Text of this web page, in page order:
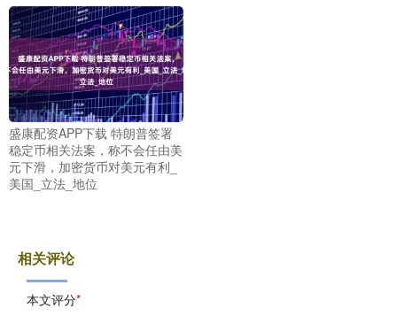
盛康配资APP下载 特朗普签署
稳定币相关法案，称不会任由美
元下滑，加密货币对美元有利_
美国_立法_地位
相关评论
本文评分*